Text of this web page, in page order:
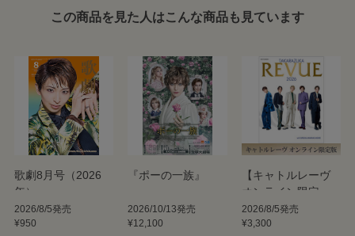
この商品を見た人はこんな商品も見ています
歌劇8月号（2026
年）
2026/8/5発売
¥950
『ポーの一族』
2026/10/13発売
¥12,100
【キャトルレーヴ
オンライン限定
版】TAKARAZUKA
REVUE 2026
2026/8/5発売
¥3,300